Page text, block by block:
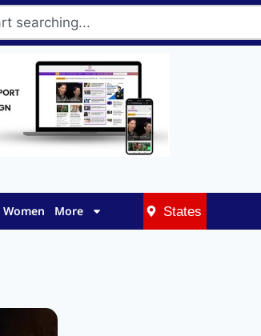
Women More States